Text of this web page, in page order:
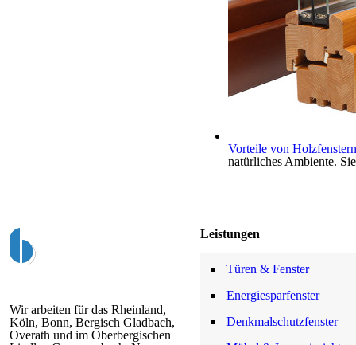
Vorteile von Holzfenstern
natürliches Ambiente.
Wir arbeiten für das Rheinland,
Köln, Bonn, Bergisch Gladbach,
Overath und im Oberbergischen
Leistungen
Türen & Fenster
Energiesparfenster
Denkmalschutzfenster